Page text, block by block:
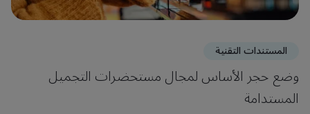
المستندات التقنية
وضع حجر الأساس لمجال مستحضرات التجميل
المستدامة